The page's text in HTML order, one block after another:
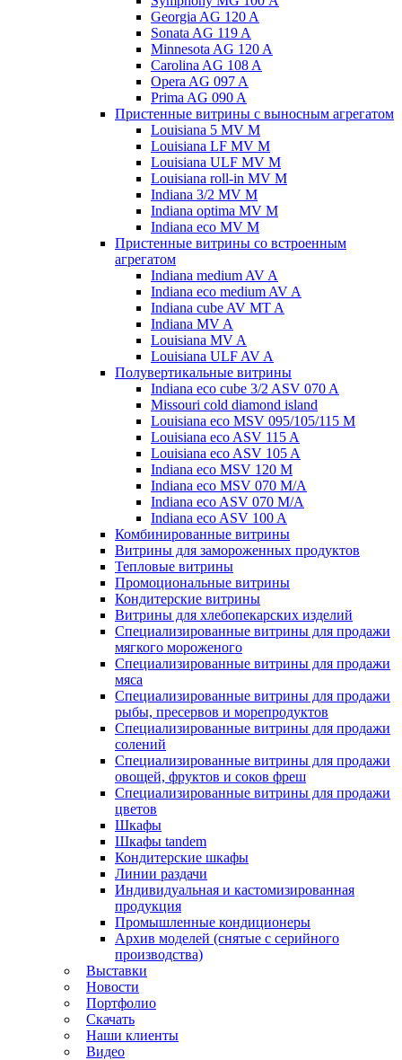
Georgia AG 120 A
Sonata AG 119 A
Minnesota AG 120 A
Carolina AG 108 A
Opera AG 097 A
Prima AG 090 A
Пристенные витрины с выносным агрегатом
Louisiana 5 MV M
Louisiana LF MV M
Louisiana ULF MV M
Louisiana roll-in MV M
Indiana 3/2 MV M
Indiana optima MV M
Indiana eco MV M
Пристенные витрины со встроенным
агрегатом
Indiana medium AV A
Indiana eco medium AV A
Indiana cube AV MT A
Indiana MV A
Louisiana MV A
Louisiana ULF AV A
Полувертикальные витрины
Indiana eco cube 3/2 ASV 070 A
Missouri cold diamond island
Louisiana eco MSV 095/105/115 M
Louisiana eco ASV 115 A
Louisiana eco ASV 105 A
Indiana eco MSV 120 M
Indiana eco MSV 070 M/A
Indiana eco ASV 070 M/A
Indiana eco ASV 100 A
Комбинированные витрины
Витрины для замороженных продуктов
Тепловые витрины
Промоциональные витрины
Кондитерские витрины
Витрины для хлебопекарских изделий
Специализированные витрины для продажи
мягкого мороженого
Специализированные витрины для продажи
мяса
Специализированные витрины для продажи
рыбы, пресервов и морепродуктов
Специализированные витрины для продажи
солений
Специализированные витрины для продажи
овощей, фруктов и соков фреш
Специализированные витрины для продажи
цветов
Шкафы
Шкафы tandem
Кондитерские шкафы
Линии раздачи
Индивидуальная и кастомизированная
продукция
Промышленные кондиционеры
Архив моделей (снятые с серийного
производства)
Выставки
Новости
Портфолио
Скачать
Наши клиенты
Видео